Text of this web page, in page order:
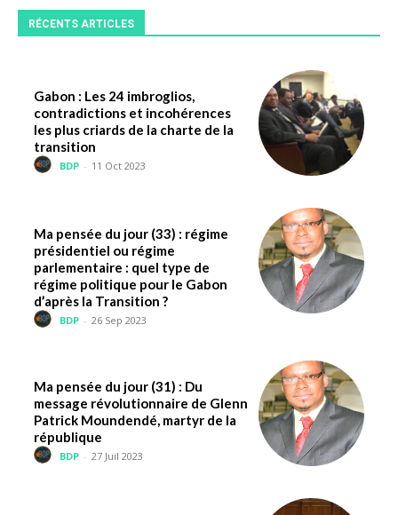
RÉCENTS ARTICLES
Gabon : Les 24 imbroglios,
contradictions et incohérences
les plus criards de la charte de la
transition
BDP - 11 Oct 2023
Ma pensée du jour (33) : régime
présidentiel ou régime
parlementaire : quel type de
régime politique pour le Gabon
d’après la Transition ?
BDP - 26 Sep 2023
Ma pensée du jour (31) : Du
message révolutionnaire de Glenn
Patrick Moundendé, martyr de la
république
BDP - 27 Juil 2023